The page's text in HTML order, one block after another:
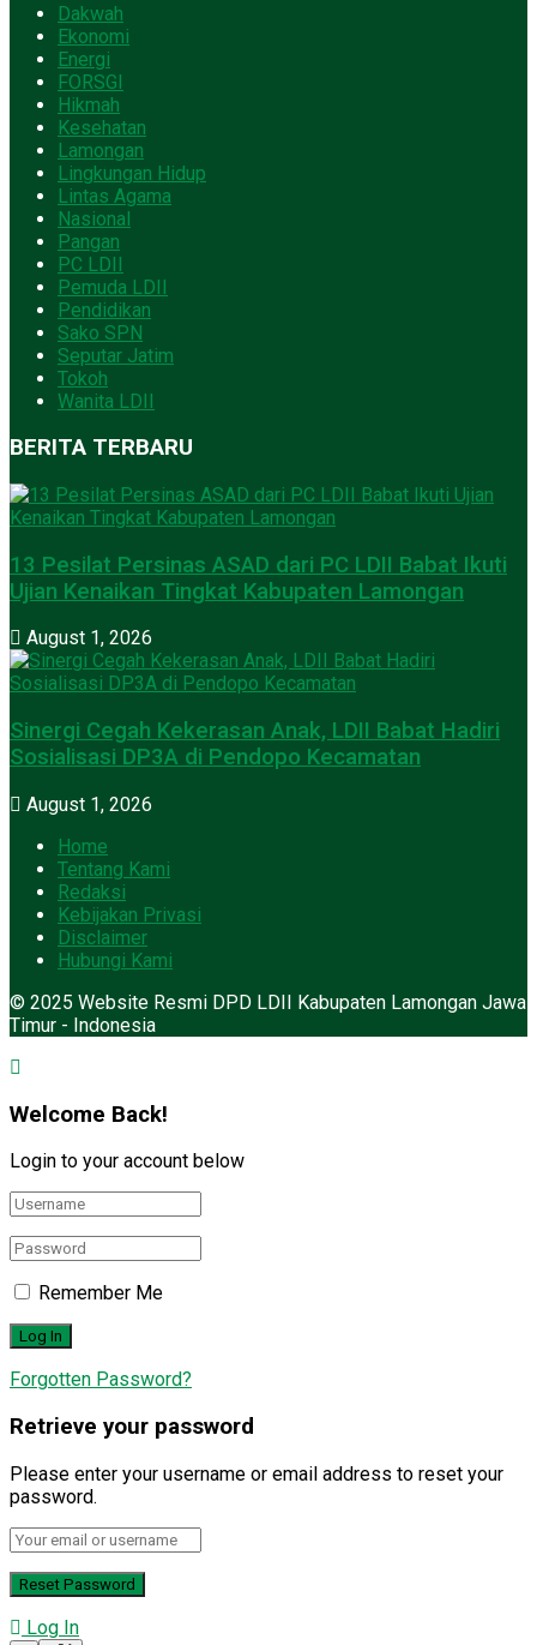
Dakwah
Ekonomi
Energi
FORSGI
Hikmah
Kesehatan
Lamongan
Lingkungan Hidup
Lintas Agama
Nasional
Pangan
PC LDII
Pemuda LDII
Pendidikan
Sako SPN
Seputar Jatim
Tokoh
Wanita LDII
BERITA TERBARU
13 Pesilat Persinas ASAD dari PC LDII Babat Ikuti
Ujian Kenaikan Tingkat Kabupaten Lamongan
August 1, 2026
Sinergi Cegah Kekerasan Anak, LDII Babat Hadiri
Sosialisasi DP3A di Pendopo Kecamatan
August 1, 2026
Home
Tentang Kami
Redaksi
Kebijakan Privasi
Disclaimer
Hubungi Kami
© 2025 Website Resmi DPD LDII Kabupaten Lamongan Jawa
Timur - Indonesia
Welcome Back!
Login to your account below
Remember Me
Forgotten Password?
Retrieve your password
Please enter your username or email address to reset your
password.
Log In